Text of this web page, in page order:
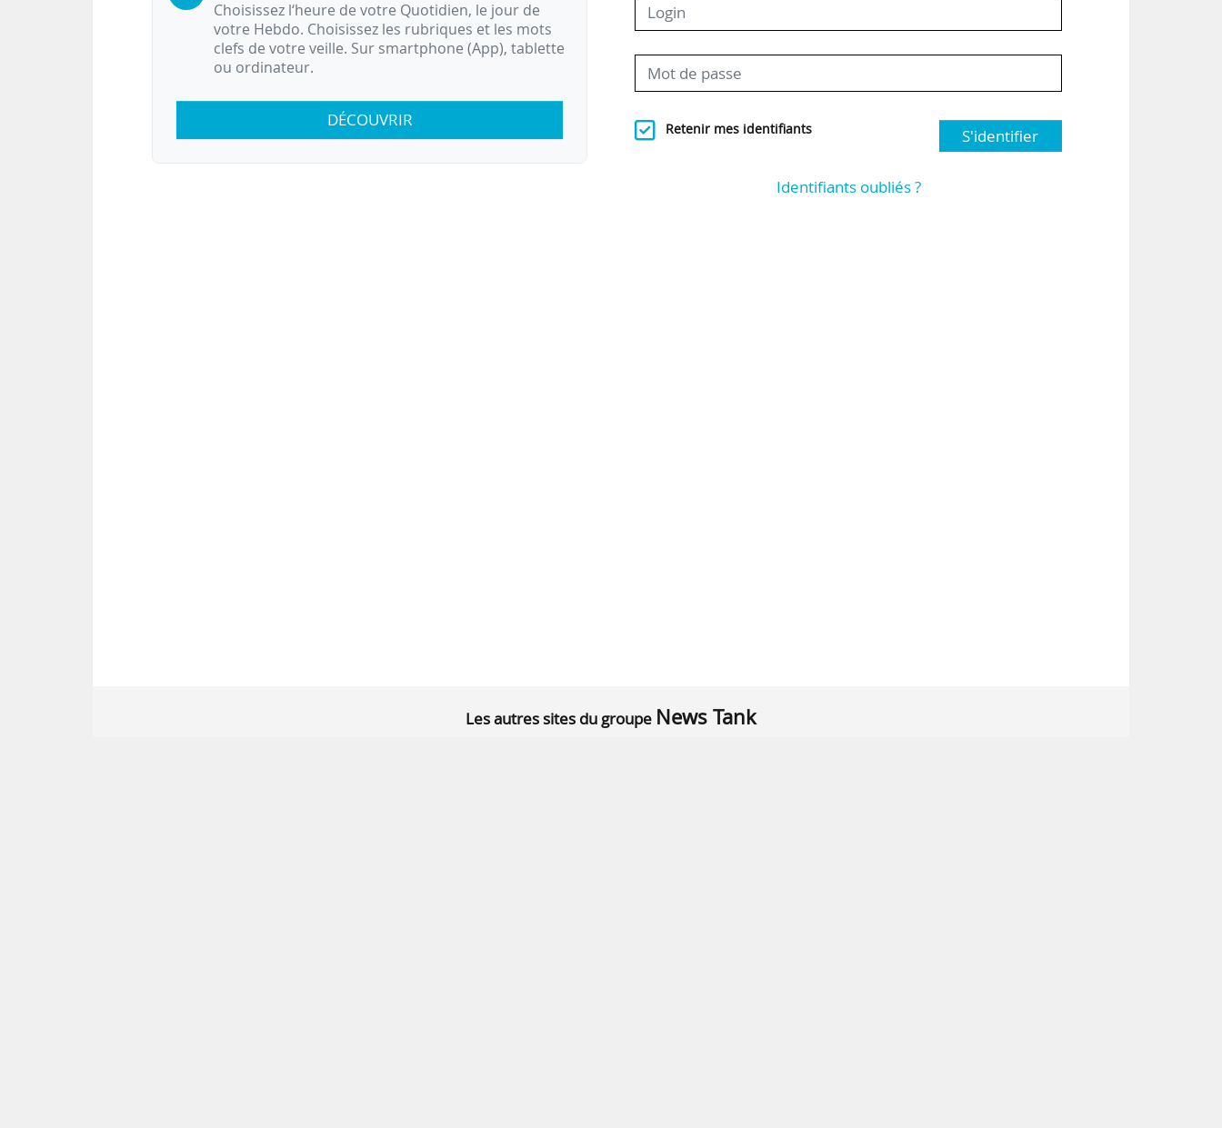
Choisissez l‘heure de votre Quotidien, le jour de
votre Hebdo. Choisissez les rubriques et les mots
clefs de votre veille. Sur smartphone (App), tablette
ou ordinateur.
DÉCOUVRIR Retenir mes identifiants S'identifier
Identifiants oubliés ?
Les autres sites du groupe News Tank